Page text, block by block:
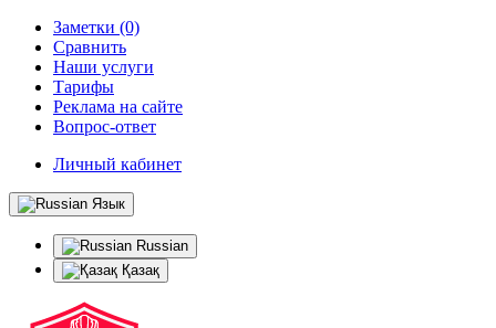
Заметки (0)
Сравнить
Наши услуги
Тарифы
Реклама на сайте
Вопрос-ответ
Личный кабинет
Язык
Russian
Қазақ